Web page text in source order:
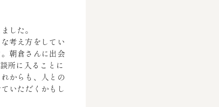
した。
考え方をしてい
朝倉さんに出会
所に入ることに
からも、人との
いただくかもし